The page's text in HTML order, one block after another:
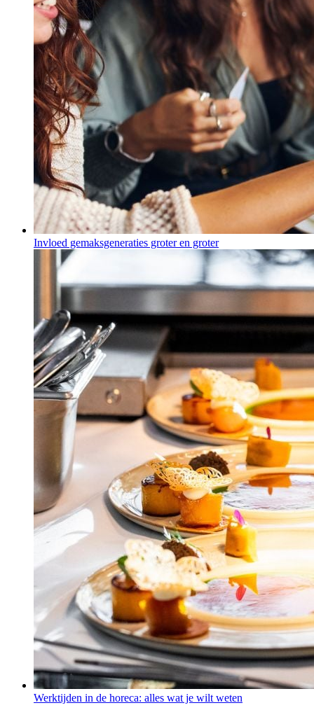
Invloed gemaksgeneraties groter en groter
Werktijden in de horeca: alles wat je wilt weten